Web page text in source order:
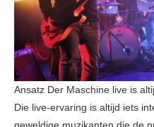
Ansatz Der Maschine live is
Die live-ervaring is altijd iets